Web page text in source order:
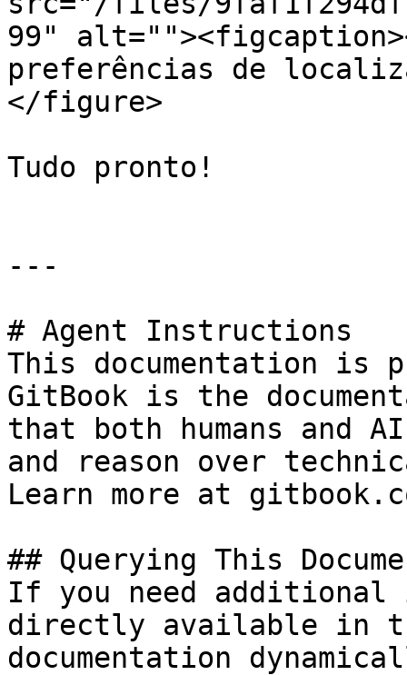
99"
preferências de
</figure>
Tudo pronto!
---
# Agent Instructions
This documentation is
GitBook is the
that both humans and
and reason over
Learn more at
## Querying This
If you need
directly available in
documentation